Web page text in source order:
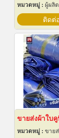
หมวดหมู่ : ผู้ผลิตแ
ติดต่
หมวดหมู่ : ขาย